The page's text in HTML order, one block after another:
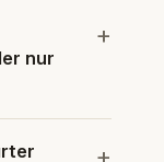
nur